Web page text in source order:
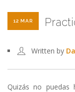
12 MAR
Written by
Quizás no